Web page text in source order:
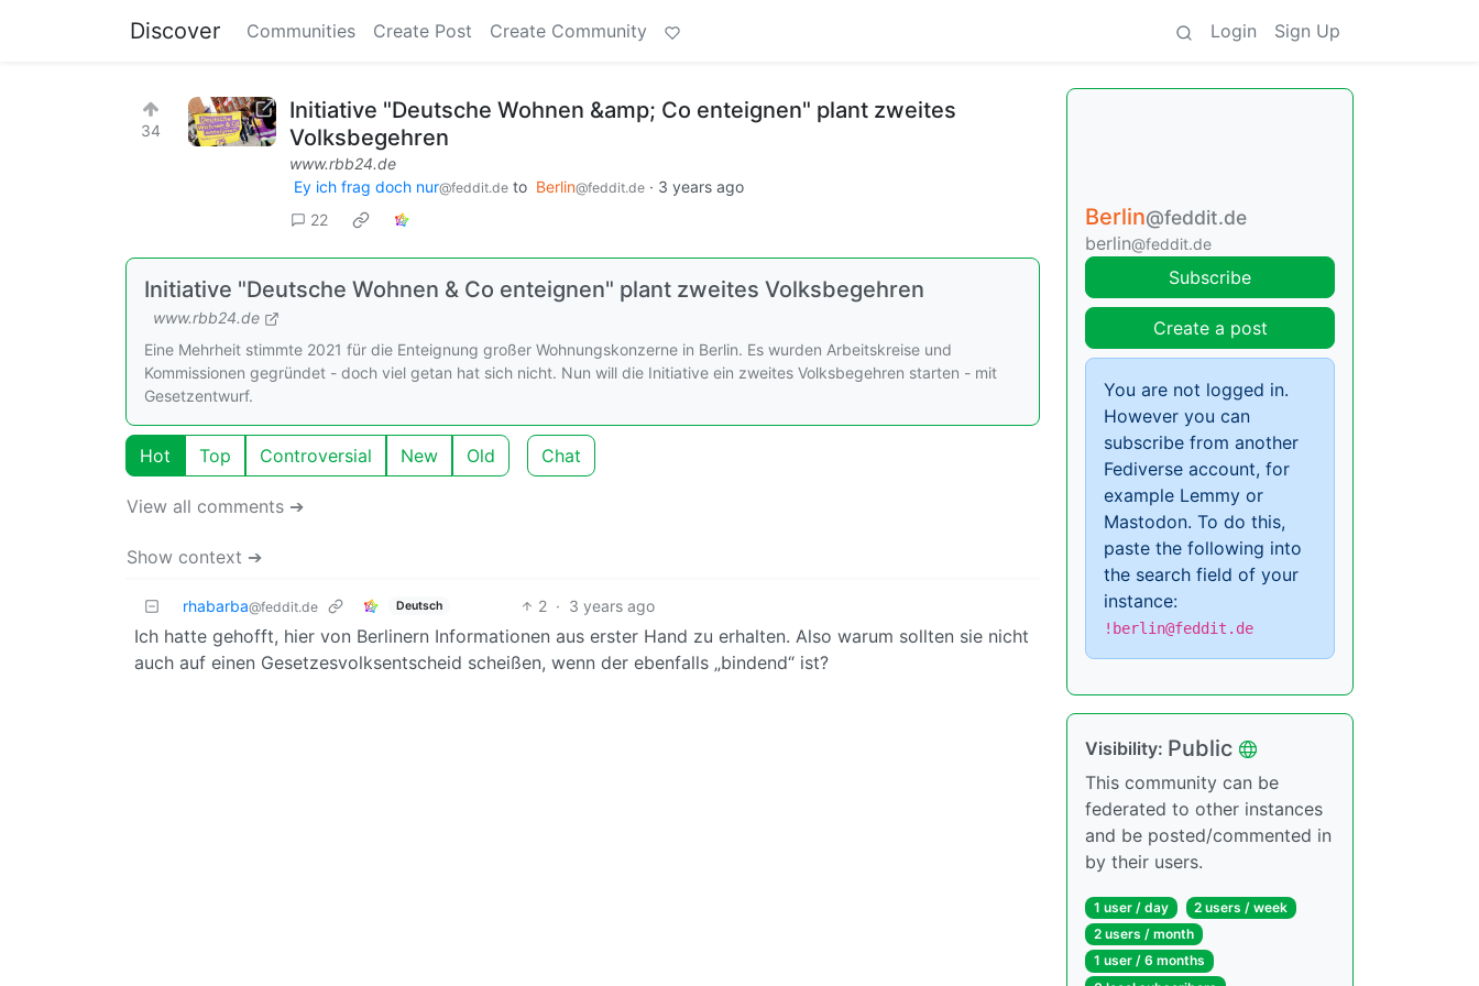
Discover Communities Create Post Create Community Login Sign Up
34
Initiative "Deutsche Wohnen &amp; Co enteignen" plant zweites
Volksbegehren
www.rbb24.de
Ey ich frag doch nur@feddit.de to Berlin@feddit.de · 3 years ago
22
Initiative "Deutsche Wohnen & Co enteignen" plant zweites Volksbegehren
www.rbb24.de
Eine Mehrheit stimmte 2021 für die Enteignung großer Wohnungskonzerne in Berlin. Es wurden Arbeitskreise und
Kommissionen gegründet - doch viel getan hat sich nicht. Nun will die Initiative ein zweites Volksbegehren starten - mit
Gesetzentwurf.
Hot Top Controversial New Old Chat
View all comments ➔
Show context ➔
rhabarba@feddit.de Deutsch 2 · 3 years ago
Ich hatte gehofft, hier von Berlinern Informationen aus erster Hand zu erhalten. Also warum sollten sie nicht
auch auf einen Gesetzesvolksentscheid scheißen, wenn der ebenfalls „bindend“ ist?
Berlin@feddit.de
berlin@feddit.de
Subscribe
Create a post
You are not logged in.
However you can
subscribe from another
Fediverse account, for
example Lemmy or
Mastodon. To do this,
paste the following into
the search field of your
instance:
!berlin@feddit.de
Visibility: Public
This community can be
federated to other instances
and be posted/commented in
by their users.
1 user / day
2 users / week
2 users / month
1 user / 6 months